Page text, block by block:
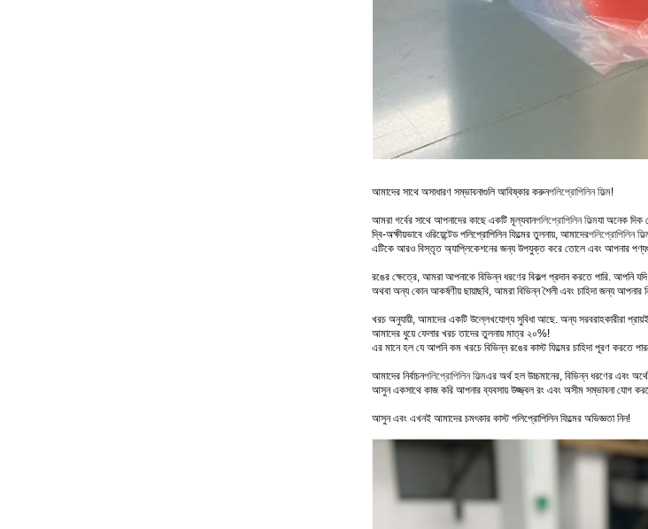
আমাদের সাথে অসাধারণ সম্ভাবনাগুলি আবিষ্কার করুনপলিপ্রোপিলিন ফিল্ম!
আমরা গর্বের সাথে আপনাদের কাছে একটি মূল্যবানপলিপ্রোপিলিন ফিল্মযা অনেক দিক
দ্বি-অক্ষীয়ভাবে ওরিয়েন্টেড পলিপ্রোপিলিন ফিল্মের তুলনায়, আমাদেরপলিপ্রোপিলিন
এটিকে আরও বিস্তৃত অ্যাপ্লিকেশনের জন্য উপযুক্ত করে তোলে এবং আপনার
রঙের ক্ষেত্রে, আমরা আপনাকে বিভিন্ন ধরণের বিকল্প প্রদান করতে পারি. আপনি
অথবা অন্য কোন আকর্ষণীয় ছায়াছবি, আমরা বিভিন্ন শৈলী এবং চাহিদা জন্য
খরচ অনুযায়ী, আমাদের একটি উল্লেখযোগ্য সুবিধা আছে. অন্য
আমাদের ধুয়ে ফেলার খরচ তাদের তুলনায় মাত্র ২০%!
এর মানে হল যে আপনি কম খরচে বিভিন্ন রঙের কাস্ট ফিল্মের চাহিদা পূরণ
আমাদের নির্বাচনপলিপ্রোপিলিন ফিল্মএর অর্থ হল উচ্চমানের, বিভিন্ন ধরণের এবং
আসুন একসাথে কাজ করি আপনার ব্যবসায় উজ্জ্বল রং এবং অসীম সম্ভাবনা যোগ
আসুন এবং এখনই আমাদের চমৎকার কাস্ট পলিপ্রোপিলিন ফিল্মের অভিজ্ঞতা নিন!